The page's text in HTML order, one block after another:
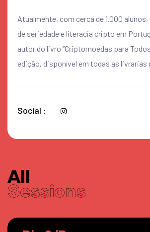
Atualmente, com cerca de 1.000
de seriedade e literacia cripto em
autor do livro “Criptomoedas para
edição, disponível em todas as livrarias
Social
All
Sessions